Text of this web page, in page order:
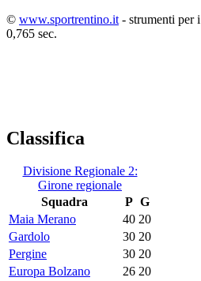
© www.sportrentino.it - strumenti per
0,765 sec.
Classifica
Divisione Regionale 2:
Girone regionale
Squadra
P G
Maia Merano
40 20
Gardolo
30 20
Pergine
30 20
Europa Bolzano
26 20